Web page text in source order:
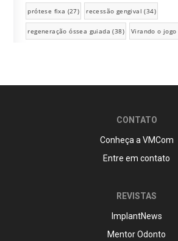
prótese fixa (27) recessão gengival (34)
regeneração óssea guiada (38) Virando o jogo
CONTATO
Conheça a VMCom
Entre em contato
REVISTAS
ImplantNews
Mentor Odonto